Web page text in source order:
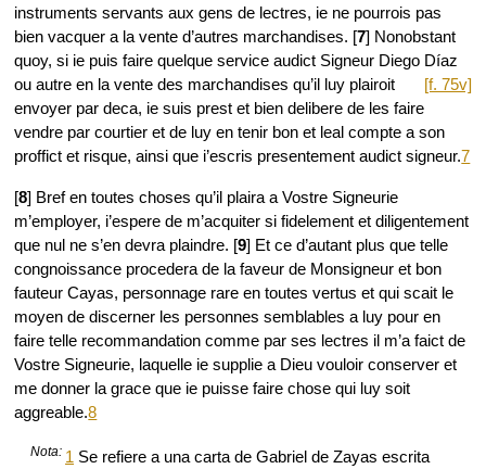
instruments servants aux gens de lectres, ie ne pourrois pas
bien vacquer a la vente d’autres marchandises. [7] Nonobstant
quoy, si ie puis faire quelque service audict Signeur Diego Díaz
ou autre en la vente des
[f. 75v]
marchandises qu’il luy plairoit
envoyer par deca, ie suis prest et bien delibere de les faire
vendre par courtier et de luy en tenir bon et leal compte a son
proffict et risque, ainsi que i’escris presentement audict signeur.7
[8] Bref en toutes choses qu’il plaira a Vostre Signeurie
m’employer, i’espere de m’acquiter si fidelement et diligentement
que nul ne s’en devra plaindre. [9] Et ce d’autant plus que telle
congnoissance procedera de la faveur de Monsigneur et bon
fauteur Cayas, personnage rare en toutes vertus et qui scait le
moyen de discerner les personnes semblables a luy pour en
faire telle recommandation comme par ses lectres il m’a faict de
Vostre Signeurie, laquelle ie supplie a Dieu vouloir conserver et
me donner la grace que ie puisse faire chose qui luy soit
aggreable.8
Nota: 1 Se refiere a una carta de Gabriel de Zayas escrita